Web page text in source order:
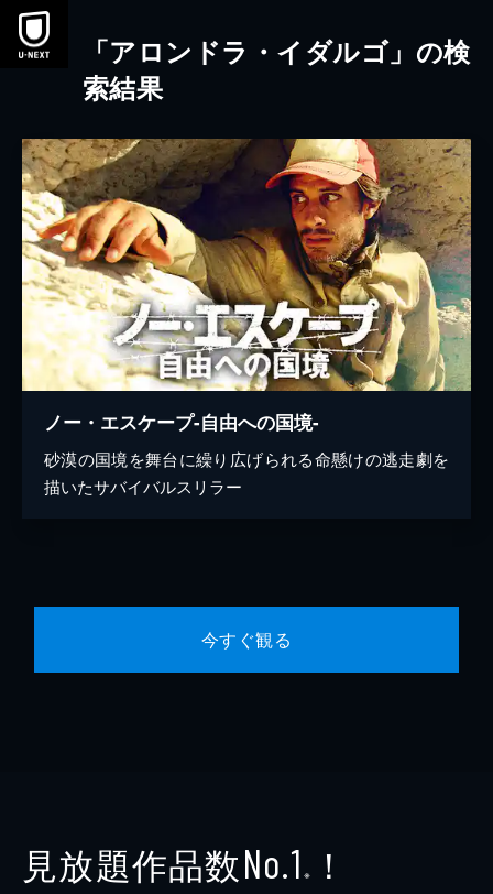
本文へスキップ
「アロンドラ・イダルゴ」の検
索結果
ノー・エスケープ-自由への国境-
砂漠の国境を舞台に繰り広げられる命懸けの逃走劇を
描いたサバイバルスリラー
今すぐ観る
見放題作品数No.1 ※ ！